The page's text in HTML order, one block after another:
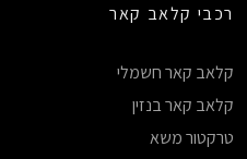
רכבי קלאב קאר
קלאב קאר חשמלי
קלאב קאר בנזין
טרקטור משא